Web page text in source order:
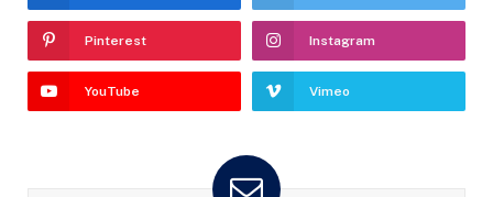
Pinterest Instagram
YouTube Vimeo